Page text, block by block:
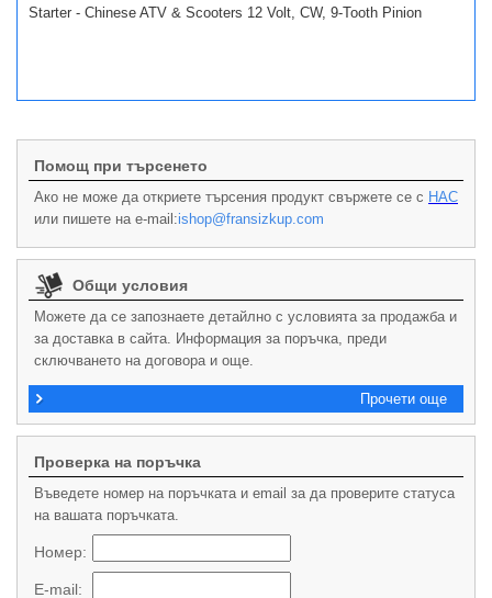
Starter - Chinese ATV & Scooters 12 Volt, CW, 9-Tooth Pinion
Помощ при търсенето
Ако не може да откриете търсения продукт свържете се с НАС
или пишете на e-mail:ishop@fransizkup.com
Общи условия
Можете да се запознаете детайлно с условията за продажба и
за доставка в сайта. Информация за поръчка, преди
сключването на договора и още.
Прочети още
Проверка на поръчка
Въведете номер на поръчката и email за да проверите статуса
на вашата поръчката.
Номер:
E-mail: